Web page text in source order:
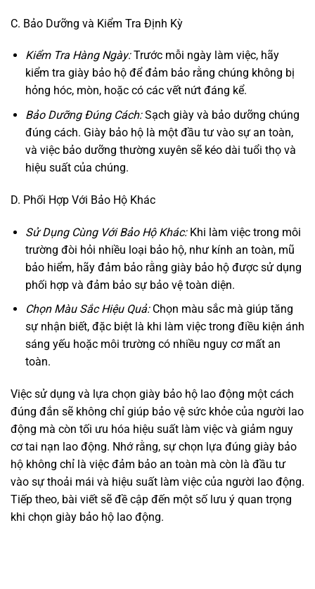
C. Bảo Dưỡng và Kiểm Tra Định Kỳ
Kiểm Tra Hàng Ngày:Trước mỗi ngày làm việc, hãy
kiểm tra giày bảo hộ để đảm bảo rằng chúng không bị
hỏng hóc, mòn, hoặc có các vết nứt đáng kể.
Bảo Dưỡng Đúng Cách:Sạch giày và bảo dưỡng chúng
đúng cách. Giày bảo hộ là một đầu tư vào sự an toàn,
và việc bảo dưỡng thường xuyên sẽ kéo dài tuổi thọ và
hiệu suất của chúng.
D. Phối Hợp Với Bảo Hộ Khác
Sử Dụng Cùng Với Bảo Hộ Khác:Khi làm việc trong môi
trường đòi hỏi nhiều loại bảo hộ, như kính an toàn, mũ
bảo hiểm, hãy đảm bảo rằng giày bảo hộ được sử dụng
phối hợp và đảm bảo sự bảo vệ toàn diện.
Chọn Màu Sắc Hiệu Quả:Chọn màu sắc mà giúp tăng
sự nhận biết, đặc biệt là khi làm việc trong điều kiện ánh
sáng yếu hoặc môi trường có nhiều nguy cơ mất an
toàn.
Việc sử dụng và lựa chọn giày bảo hộ lao động một cách
đúng đắn sẽ không chỉ giúp bảo vệ sức khỏe của người lao
động mà còn tối ưu hóa hiệu suất làm việc và giảm nguy
cơ tai nạn lao động. Nhớ rằng, sự chọn lựa đúng giày bảo
hộ không chỉ là việc đảm bảo an toàn mà còn là đầu tư
vào sự thoải mái và hiệu suất làm việc của người lao động.
Tiếp theo, bài viết sẽ đề cập đến một số lưu ý quan trọng
khi chọn giày bảo hộ lao động.